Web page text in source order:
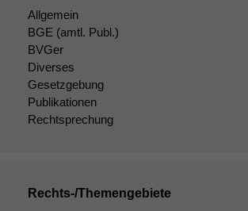
Allgemein
BGE (amtl. Publ.)
BVGer
Diverses
Gesetzgebung
Publikationen
Rechtsprechung
Rechts-/Themengebiete